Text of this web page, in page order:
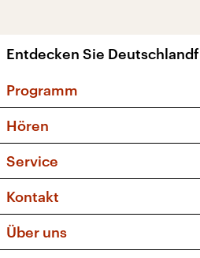
Entdecken Sie
Programm
Sendungen und
Musikliste
Kakadu – Das
Hören
Frequenzen (UKW +
Service
FAQ
Apps
Newsletter
Kontakt
Social Media
Über uns